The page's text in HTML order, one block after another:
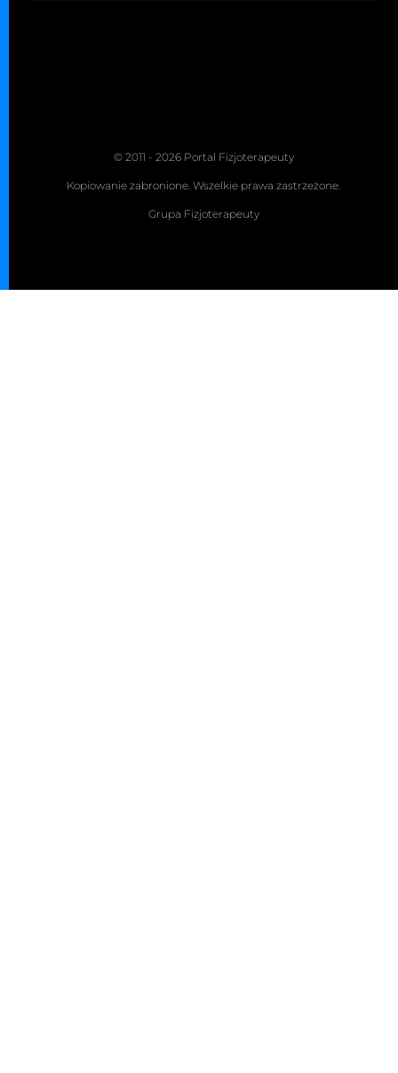
© 2011 - 2026 Portal Fizjoterapeuty
Kopiowanie zabronione. Wszelkie prawa zastrzeżone.
Grupa Fizjoterapeuty